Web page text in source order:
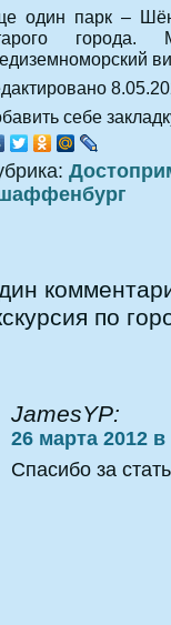
один парк –
города.
себе
по
JamesYP:
26 марта 2012 в
Спасибо за